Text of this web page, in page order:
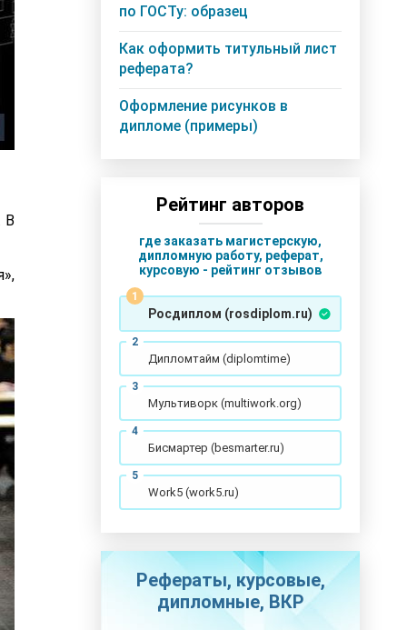
В
по ГОСТу: образец
Как оформить титульный лист
реферата?
Оформление рисунков в
дипломе (примеры)
Рейтинг авторов
где заказать магистерскую,
дипломную работу, реферат,
курсовую - рейтинг отзывов
Росдиплом (rosdiplom.ru)
Дипломтайм (diplomtime)
Мультиворк (multiwork.org)
Бисмартер (besmarter.ru)
Work5 (work5.ru)
Рефераты, курсовые,
дипломные, ВКР